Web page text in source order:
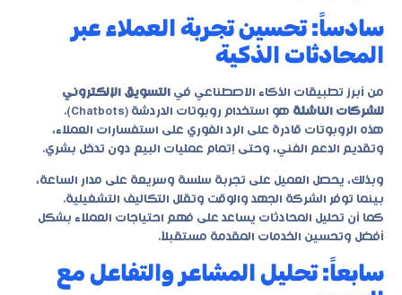
سادساً: تحسين تجربة العملاء عبر
المحادثات الذكية
من أبرز تطبيقات الذكاء الاصطناعي في التسويق الإلكتروني
للشركات الناشئة هو استخدام روبوتات الدردشة (Chatbots).
هذه الروبوتات قادرة على الرد الفوري على استفسارات العملاء،
وتقديم الدعم الفني، وحتى إتمام عمليات البيع دون تدخل بشري.
وبذلك، يحصل العميل على تجربة سلسة وسريعة على مدار الساعة،
بينما توفر الشركة الجهد والوقت وتقلل التكاليف التشغيلية.
كما أن تحليل المحادثات يساعد على فهم احتياجات العملاء بشكل
أفضل وتحسين الخدمات المقدمة مستقبلاً.
سابعاً: تحليل المشاعر والتفاعل مع